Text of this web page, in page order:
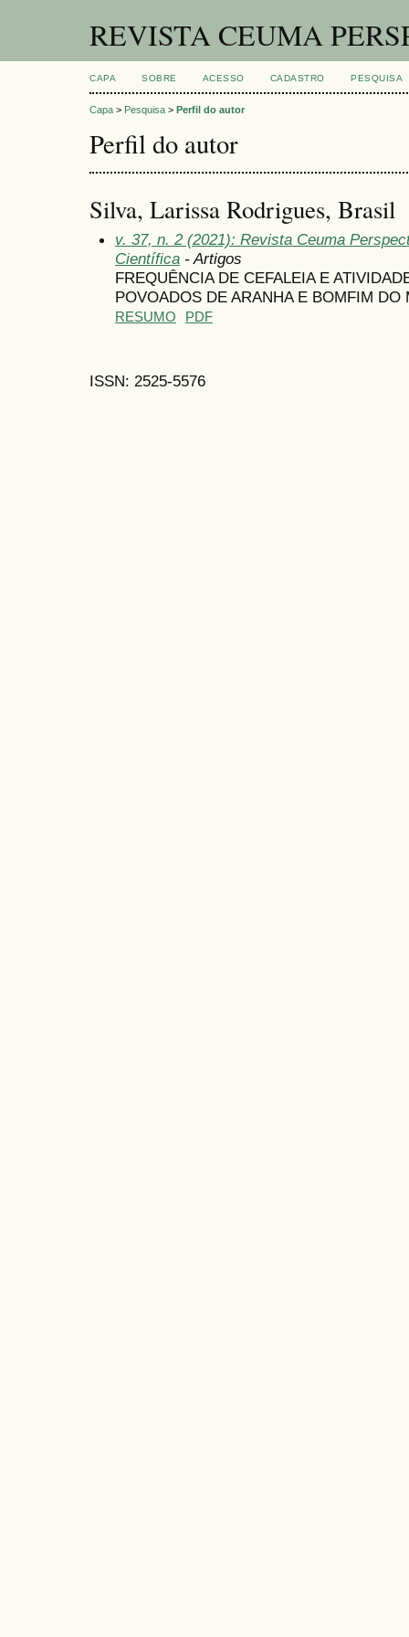
REVISTA CEUMA
CAPA SOBRE ACESSO CADASTRO PESQUISA
Capa > Pesquisa > Perfil do autor
Perfil do autor
Silva, Larissa Rodrigues, Brasil
v. 37, n. 2 (2021): Revista Ceuma
Científica - Artigos
FREQUÊNCIA DE CEFALEIA E
POVOADOS DE ARANHA E BOMFIM
RESUMO PDF
ISSN: 2525-5576